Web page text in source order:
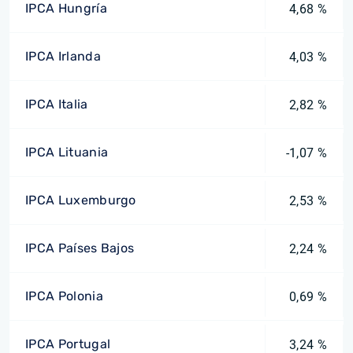
IPCA Hungría 4,68 %
IPCA Irlanda 4,03 %
IPCA Italia 2,82 %
IPCA Lituania -1,07 %
IPCA Luxemburgo 2,53 %
IPCA Países Bajos 2,24 %
IPCA Polonia 0,69 %
IPCA Portugal 3,24 %